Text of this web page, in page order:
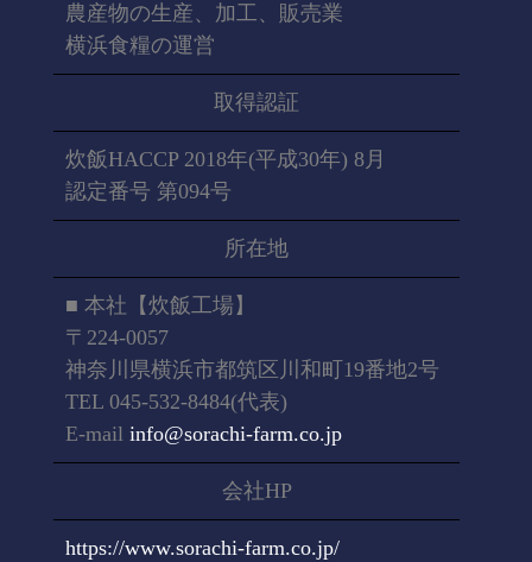
農産物の生産、加工、販売業
横浜食糧の運営
取得認証
炊飯HACCP 2018年(平成30年) 8月
認定番号 第094号
所在地
■ 本社【炊飯工場】
〒224-0057
神奈川県横浜市都筑区川和町19番地2号
TEL 045-532-8484(代表)
E-mail info@sorachi-farm.co.jp
会社HP
https://www.sorachi-farm.co.jp/